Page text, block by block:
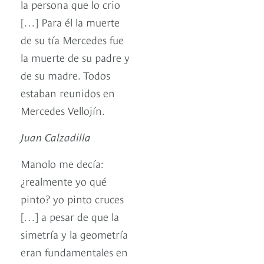
la persona que lo crio
[…] Para él la muerte
de su tía Mercedes fue
la muerte de su padre y
de su madre. Todos
estaban reunidos en
Mercedes Vellojín.
Juan Calzadilla
Manolo me decía:
¿realmente yo qué
pinto? yo pinto cruces
[…] a pesar de que la
simetría y la geometría
eran fundamentales en